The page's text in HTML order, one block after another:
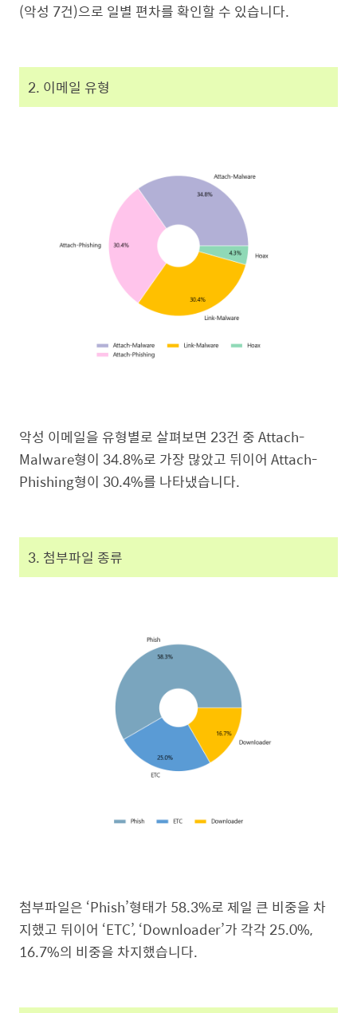
(악성 7건)으로 일별 편차를 확인할 수 있습니다.
2. 이메일 유형
악성 이메일을 유형별로 살펴보면 23건 중 Attach-
Malware형이 34.8%로 가장 많았고 뒤이어 Attach-
Phishing형이 30.4%를 나타냈습니다.
3. 첨부파일 종류
첨부파일은 ‘Phish’형태가 58.3%로 제일 큰 비중을 차
지했고 뒤이어 ‘ETC’, ‘Downloader’가 각각 25.0%,
16.7%의 비중을 차지했습니다.